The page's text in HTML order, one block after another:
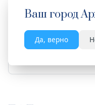
Ваш город
Да, верно
Весь сайт